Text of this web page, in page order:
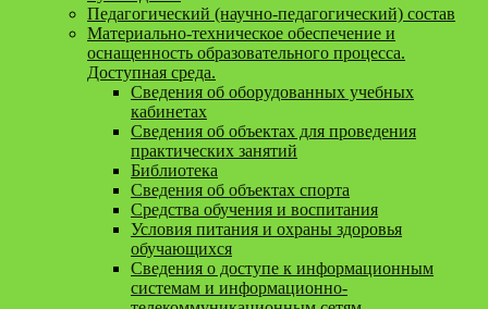
Педагогический (научно-педагогический) состав
Материально-техническое обеспечение и
оснащенность образовательного процесса.
Доступная среда.
Сведения об оборудованных учебных
кабинетах
Сведения об объектах для проведения
практических занятий
Библиотека
Сведения об объектах спорта
Средства обучения и воспитания
Условия питания и охраны здоровья
обучающихся
Сведения о доступе к информационным
системам и информационно-